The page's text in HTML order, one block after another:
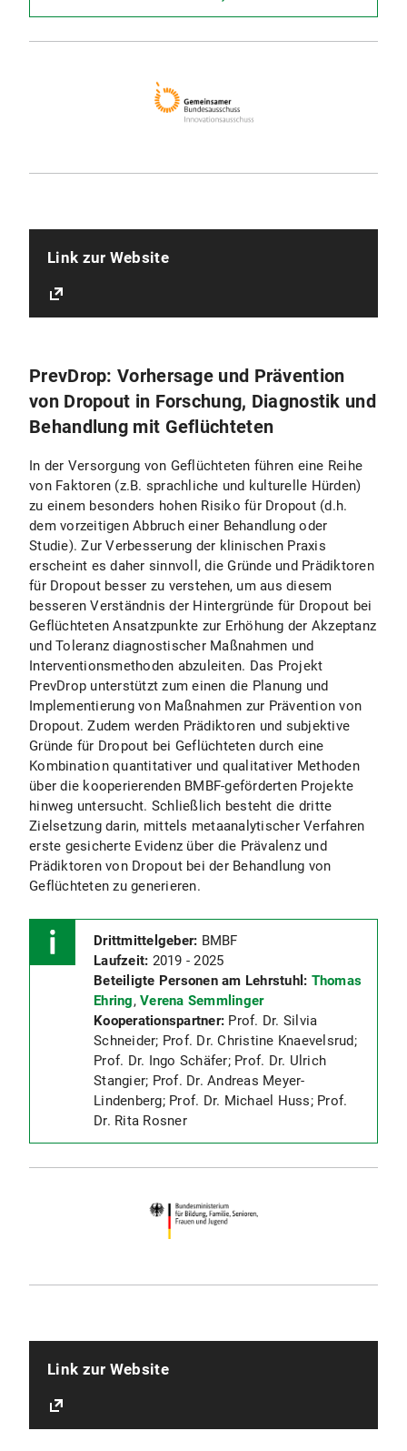
Link zur Website
PrevDrop: Vorhersage und Prävention
von Dropout in Forschung, Diagnostik und
Behandlung mit Geflüchteten
In der Versorgung von Geflüchteten führen eine Reihe
von Faktoren (z.B. sprachliche und kulturelle Hürden)
zu einem besonders hohen Risiko für Dropout (d.h.
dem vorzeitigen Abbruch einer Behandlung oder
Studie). Zur Verbesserung der klinischen Praxis
erscheint es daher sinnvoll, die Gründe und Prädiktoren
für Dropout besser zu verstehen, um aus diesem
besseren Verständnis der Hintergründe für Dropout bei
Geflüchteten Ansatzpunkte zur Erhöhung der Akzeptanz
und Toleranz diagnostischer Maßnahmen und
Interventionsmethoden abzuleiten. Das Projekt
PrevDrop unterstützt zum einen die Planung und
Implementierung von Maßnahmen zur Prävention von
Dropout. Zudem werden Prädiktoren und subjektive
Gründe für Dropout bei Geflüchteten durch eine
Kombination quantitativer und qualitativer Methoden
über die kooperierenden BMBF-geförderten Projekte
hinweg untersucht. Schließlich besteht die dritte
Zielsetzung darin, mittels metaanalytischer Verfahren
erste gesicherte Evidenz über die Prävalenz und
Prädiktoren von Dropout bei der Behandlung von
Geflüchteten zu generieren.
Drittmittelgeber: BMBF
Laufzeit: 2019 - 2025
Beteiligte Personen am Lehrstuhl: Thomas
Ehring, Verena Semmlinger
Kooperationspartner: Prof. Dr. Silvia
Schneider; Prof. Dr. Christine Knaevelsrud;
Prof. Dr. Ingo Schäfer; Prof. Dr. Ulrich
Stangier; Prof. Dr. Andreas Meyer-
Lindenberg; Prof. Dr. Michael Huss; Prof.
Dr. Rita Rosner
Link zur Website